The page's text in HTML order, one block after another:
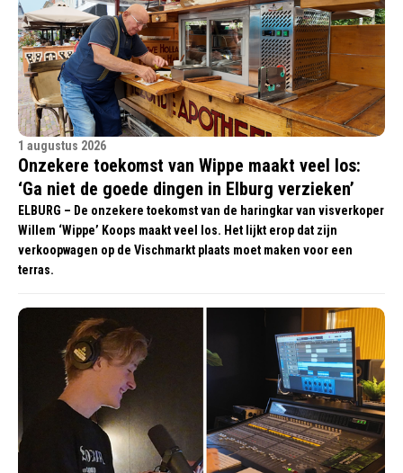
1 augustus 2026
Onzekere toekomst van Wippe maakt veel los:
‘Ga niet de goede dingen in Elburg verzieken’
ELBURG – De onzekere toekomst van de haringkar van visverkoper
Willem ‘Wippe’ Koops maakt veel los. Het lijkt erop dat zijn
verkoopwagen op de Vischmarkt plaats moet maken voor een
terras.